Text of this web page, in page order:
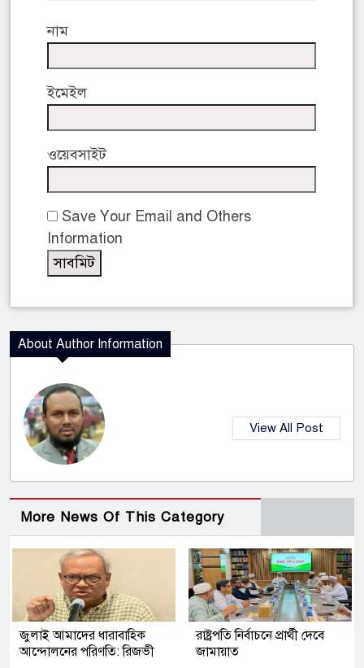
নাম
ইমেইল
ওয়েবসাইট
Save Your Email and Others
Information
About Author Information
View All Post
More News Of This Category
জুলাই আমাদের ধারাবাহিক
আন্দোলনের পরিণতি: রিজভী
রাষ্ট্রপতি নির্বাচনে প্রার্থী দেবে
জামায়াত